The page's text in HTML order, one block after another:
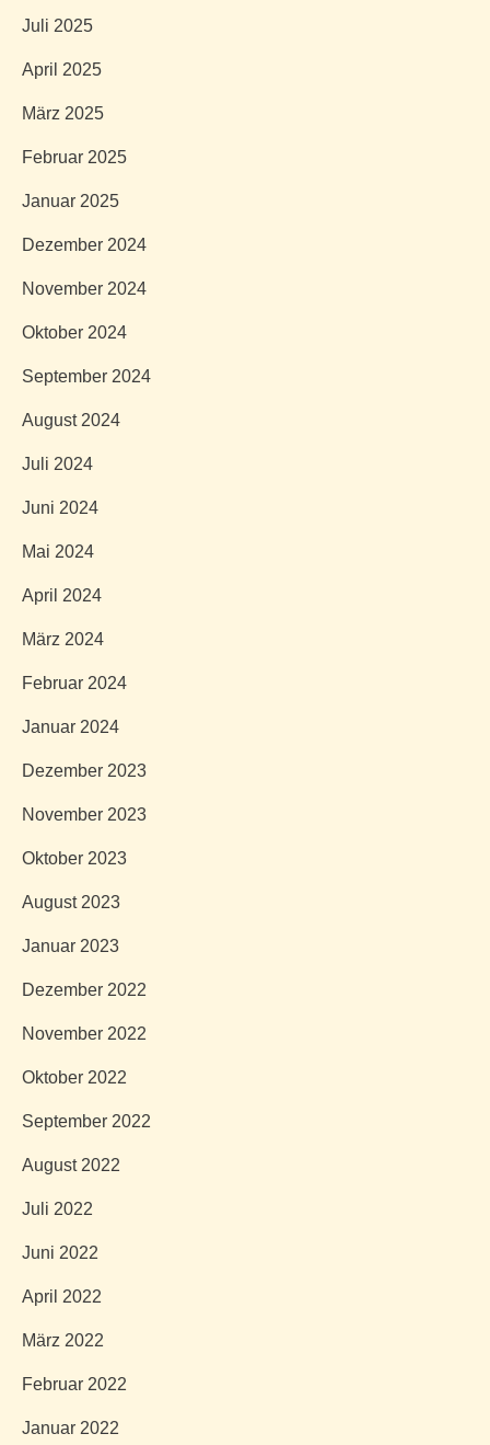
Juli 2025
April 2025
März 2025
Februar 2025
Januar 2025
Dezember 2024
November 2024
Oktober 2024
September 2024
August 2024
Juli 2024
Juni 2024
Mai 2024
April 2024
März 2024
Februar 2024
Januar 2024
Dezember 2023
November 2023
Oktober 2023
August 2023
Januar 2023
Dezember 2022
November 2022
Oktober 2022
September 2022
August 2022
Juli 2022
Juni 2022
April 2022
März 2022
Februar 2022
Januar 2022